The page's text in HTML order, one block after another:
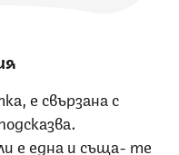
е свързана с
е една и съща- те